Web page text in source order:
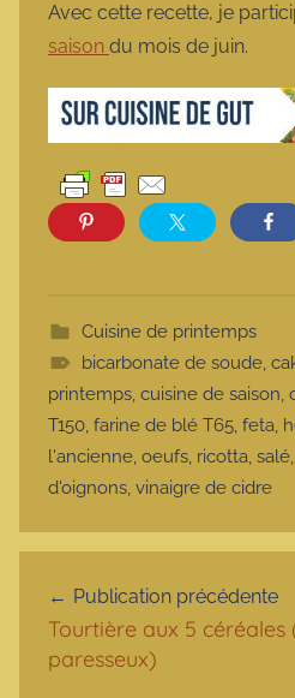
Avec cette recette, je
saison du mois de juin.
Cuisine de printemps
bicarbonate de soude,
printemps, cuisine de saison,
T150, farine de blé T65, feta,
l'ancienne, oeufs, ricotta, salé,
d'oignons, vinaigre de cidre
Publication précédente
Tourtière aux 5 céréales
paresseux)